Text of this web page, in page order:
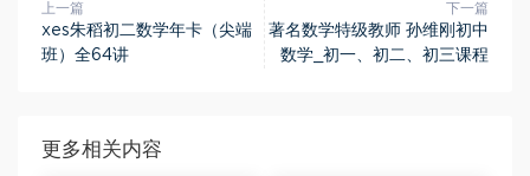
上一篇
xes朱稻初二数学年卡（尖端
班）全64讲
下一篇
著名数学特级教师 孙维刚初中
数学_初一、初二、初三课程
更多相关内容